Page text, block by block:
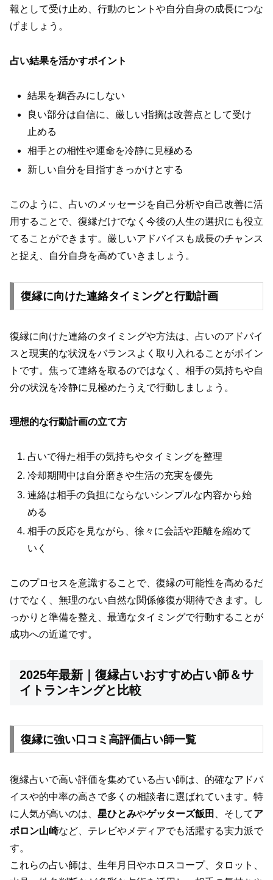
報として受け止め、行動のヒントや自分自身の成長につな
げましょう。
占い結果を活かすポイント
結果を鵜呑みにしない
良い部分は自信に、厳しい指摘は改善点として受け
止める
相手との相性や運命を冷静に見極める
新しい自分を目指すきっかけとする
このように、占いのメッセージを自己分析や自己改善に活
用することで、復縁だけでなく今後の人生の選択にも役立
てることができます。厳しいアドバイスも成長のチャンス
と捉え、自分自身を高めていきましょう。
復縁に向けた連絡タイミングと行動計画
復縁に向けた連絡のタイミングや方法は、占いのアドバイ
スと現実的な状況をバランスよく取り入れることがポイン
トです。焦って連絡を取るのではなく、相手の気持ちや自
分の状況を冷静に見極めたうえで行動しましょう。
理想的な行動計画の立て方
占いで得た相手の気持ちやタイミングを整理
冷却期間中は自分磨きや生活の充実を優先
連絡は相手の負担にならないシンプルな内容から始
める
相手の反応を見ながら、徐々に会話や距離を縮めて
いく
このプロセスを意識することで、復縁の可能性を高めるだ
けでなく、無理のない自然な関係修復が期待できます。し
っかりと準備を整え、最適なタイミングで行動することが
成功への近道です。
2025年最新｜復縁占いおすすめ占い師＆サ
イトランキングと比較
復縁に強い口コミ高評価占い師一覧
復縁占いで高い評価を集めている占い師は、的確なアドバ
イスや的中率の高さで多くの相談者に選ばれています。特
に人気が高いのは、 星ひとみやゲッターズ飯田 、そしてア
ポロン山崎など、テレビやメディアでも活躍する実力派で
す。
これらの占い師は、生年月日やホロスコープ、タロット、